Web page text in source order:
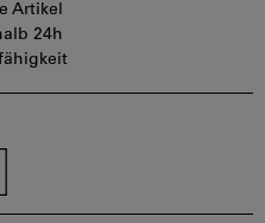
Artikel
24h